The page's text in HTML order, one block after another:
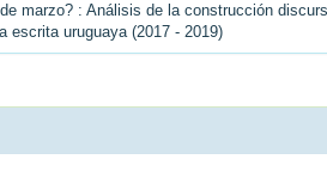
marzo? : Análisis de la construcción
escrita uruguaya (2017 - 2019)